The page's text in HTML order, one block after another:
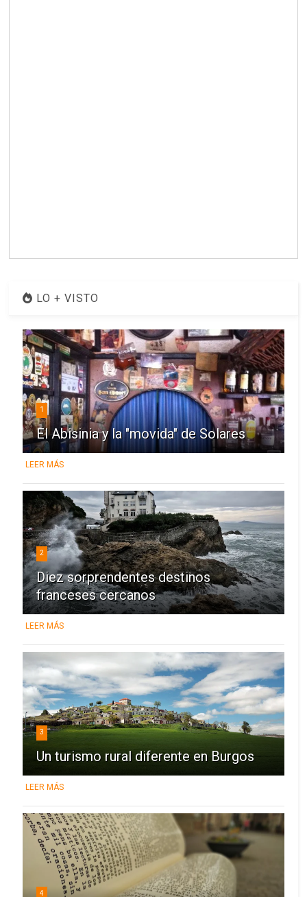
LO + VISTO
1
El Abisinia y la "movida" de Solares
LEER MÁS
2
Diez sorprendentes destinos
franceses cercanos
LEER MÁS
3
Un turismo rural diferente en Burgos
LEER MÁS
4